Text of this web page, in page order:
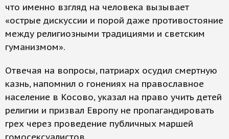
что именно взгляд на человека вызывает
«острые дискуссии и порой даже противостояние
между религиозными традициями и светским
гуманизмом».
Отвечая на вопросы, патриарх осудил смертную
казнь, напомнил о гонениях на православное
население в Косово, указал на право учить детей
религии и призвал Европу не пропагандировать
грех через проведение публичных маршей